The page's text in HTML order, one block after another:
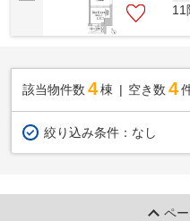
11
該当物件数 4棟 空き数 4
絞り込み条件： なし
ペ